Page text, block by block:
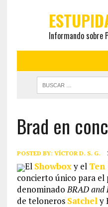
Informando sobre
Brad en
POSTED BY: VÍCTOR D. S. G.
El Showboxy el Ten
concierto único para el
denominadoBRAD and
de teloneros Satchely